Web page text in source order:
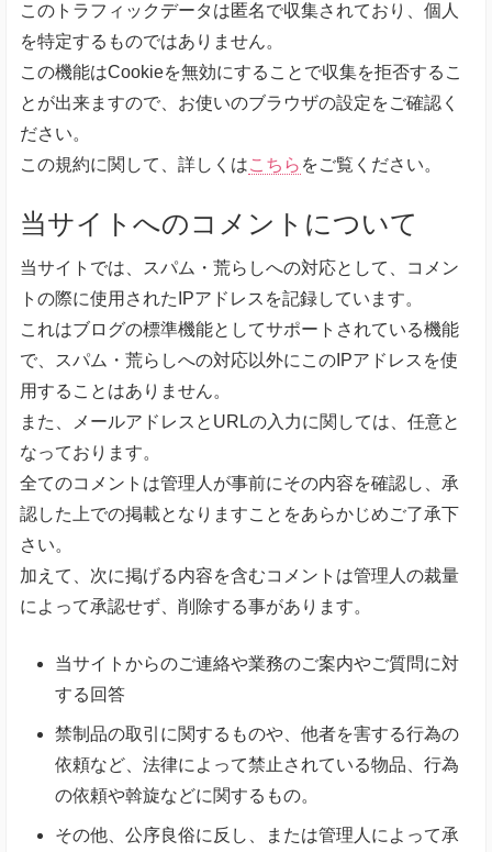
このトラフィックデータは匿名で収集されており、個人
を特定するものではありません。
この機能はCookieを無効にすることで収集を拒否するこ
とが出来ますので、お使いのブラウザの設定をご確認く
ださい。
この規約に関して、詳しくはこちら をご覧ください。
当サイトへのコメントについて
当サイトでは、スパム・荒らしへの対応として、コメン
トの際に使用されたIPアドレスを記録しています。
これはブログの標準機能としてサポートされている機能
で、スパム・荒らしへの対応以外にこのIPアドレスを使
用することはありません。
また、メールアドレスとURLの入力に関しては、任意と
なっております。
全てのコメントは管理人が事前にその内容を確認し、承
認した上での掲載となりますことをあらかじめご了承下
さい。
加えて、次に掲げる内容を含むコメントは管理人の裁量
によって承認せず、削除する事があります。
当サイトからのご連絡や業務のご案内やご質問に対
する回答
禁制品の取引に関するものや、他者を害する行為の
依頼など、法律によって禁止されている物品、行為
の依頼や斡旋などに関するもの。
その他、公序良俗に反し、または管理人によって承